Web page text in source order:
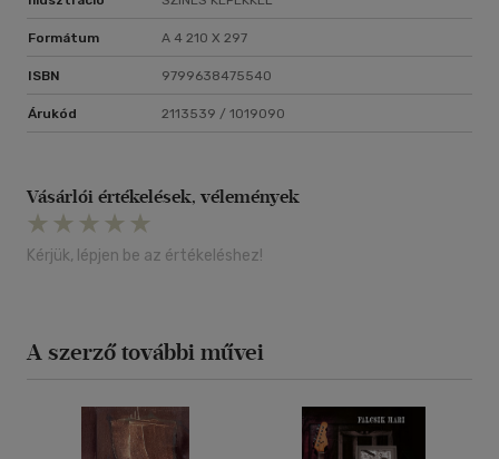
Formátum A 4 210 X 297
ISBN 9799638475540
Árukód 2113539 / 1019090
Vásárlói értékelések, vélemények
Kérjük, lépjen be az értékeléshez!
A szerző további művei